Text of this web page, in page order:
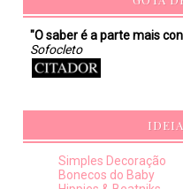
"O saber é a parte mais
Sofocleto
Simples Decoração
Bonecos do Baby